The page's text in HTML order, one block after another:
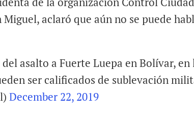
aclaró que aún no se puede
asalto a Fuerte Luepa en Bolívar, en
ser calificados de sublevación
December 22, 2019